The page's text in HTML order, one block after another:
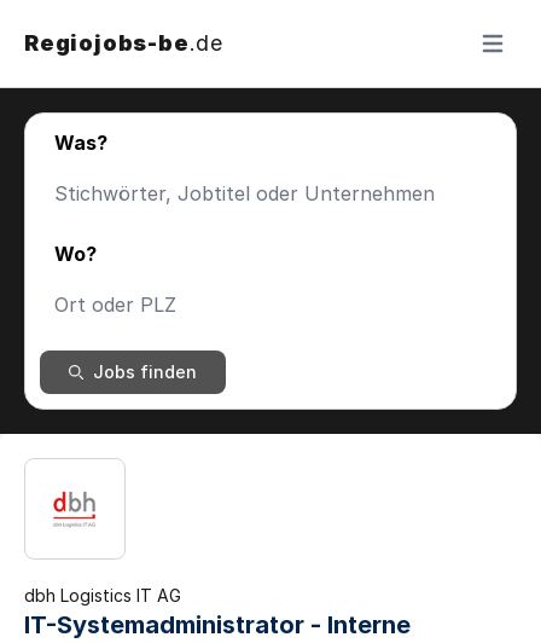
Regiojobs-be.de Menü
Was?
Wo?
Jobs finden
dbh Logistics IT AG
IT-Systemadministrator - Interne